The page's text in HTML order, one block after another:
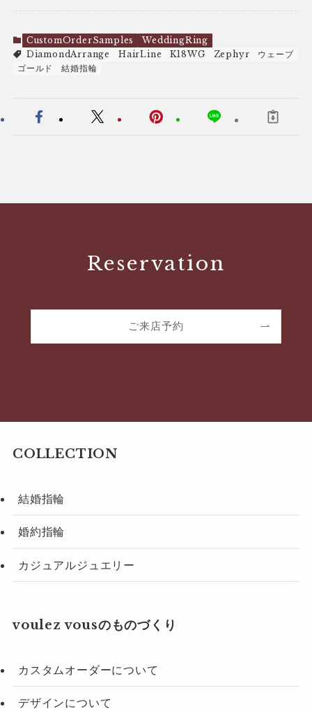
CustomOrderSamples
WeddingRing
DiamondArrange
HairLine K18WG Zephyr
ウェーブ
ゴールド
結婚指輪
Reservation
ご来店予約
COLLECTION
結婚指輪
婚約指輪
カジュアルジュエリー
voulez vousのものづくり
カスタムオーダーについて
デザインについて